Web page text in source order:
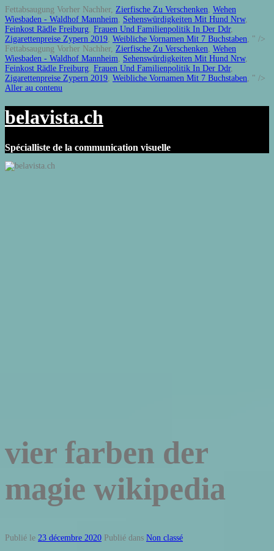
Fettabsaugung Vorher Nachher, Zierfische Zu Verschenken, Wehen
Wiesbaden - Waldhof Mannheim, Sehenswürdigkeiten Mit Hund Nrw,
Feinkost Rädle Freiburg, Frauen Und Familienpolitik In Der Ddr,
Zigarettenpreise Zypern 2019, Weibliche Vornamen Mit 7 Buchstaben, " />
Fettabsaugung Vorher Nachher, Zierfische Zu Verschenken, Wehen
Wiesbaden - Waldhof Mannheim, Sehenswürdigkeiten Mit Hund Nrw,
Feinkost Rädle Freiburg, Frauen Und Familienpolitik In Der Ddr,
Zigarettenpreise Zypern 2019, Weibliche Vornamen Mit 7 Buchstaben, " />
Aller au contenu
belavista.ch
Spécialliste de la communication visuelle
vier farben der
magie wikipedia
Publié le 23 décembre 2020 Publié dans Non classé